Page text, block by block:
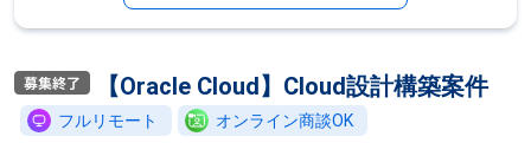
【Oracle Cloud】Cloud設計構築案件
フルリモート オンライン商談OK